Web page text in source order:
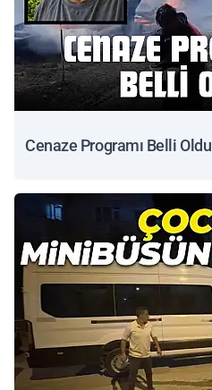
Cenaze Programı Belli Oldu